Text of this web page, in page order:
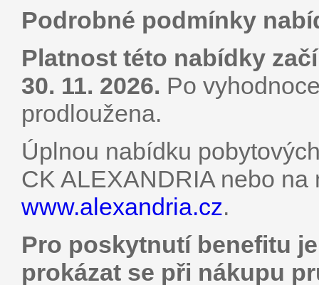
Podrobné podmínky
Platnost této nabídky
30. 11. 2026. Po
prodloužena.
Úplnou nabídku
CK ALEXANDRIA nebo
www.alexandria.cz.
Pro poskytnutí benefitu
prokázat se při nákupu